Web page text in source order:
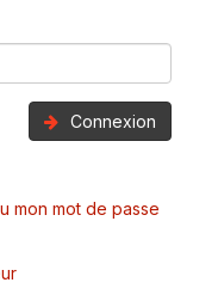
Connexion
mon mot de passe